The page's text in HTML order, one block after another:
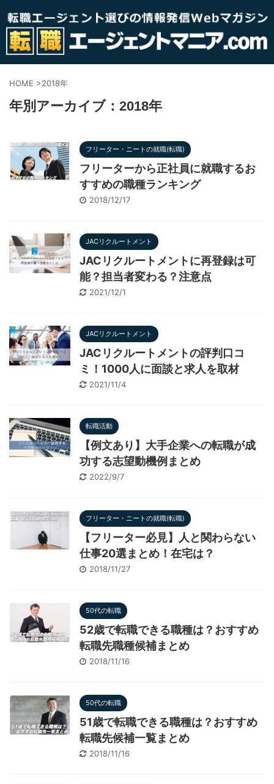
HOME >2018年
年別アーカイブ：2018年
フリーター・ニートの就職(転職)
フリーターから正社員に就職するお
すすめの職種ランキング
2018/12/17
JACリクルートメント
JACリクルートメントに再登録は可
能？担当者変わる？注意点
2021/12/1
JACリクルートメント
JACリクルートメントの評判口コ
ミ！1000人に面談と求人を取材
2021/11/4
転職活動
【例文あり】大手企業への転職が成
功する志望動機例まとめ
2022/9/7
フリーター・ニートの就職(転職)
【フリーター必見】人と関わらない
仕事20選まとめ！在宅は？
2018/11/27
50代の転職
52歳で転職できる職種は？おすすめ
転職先職種候補まとめ
2018/11/16
50代の転職
51歳で転職できる職種は？おすすめ
転職先候補一覧まとめ
2018/11/16